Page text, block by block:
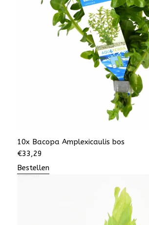
10x Bacopa Amplexicaulis bos
€33,29
Bestellen